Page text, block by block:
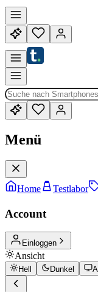
Menü
Home Testlabor
Account
Einloggen
Ansicht
Hell Dunkel